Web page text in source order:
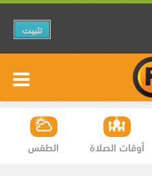
تثبيت
الطقس أوقات الصلاة